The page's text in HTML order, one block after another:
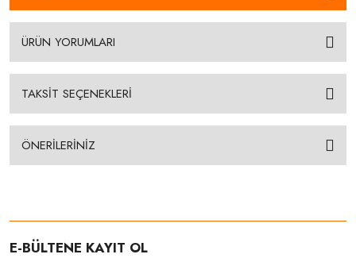
ÜRÜN YORUMLARI
TAKSİT SEÇENEKLERİ
ÖNERİLERİNİZ
E-BÜLTENE KAYIT OL